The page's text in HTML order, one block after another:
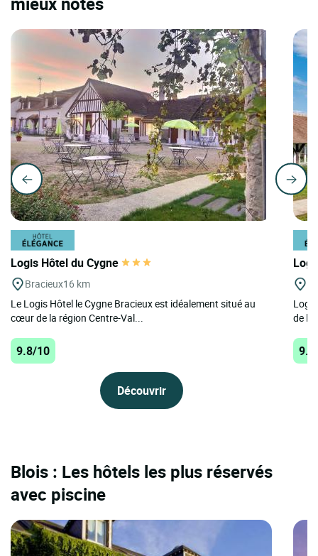
Logis Hôtel du Cygne
Bracieux16 km
Le Logis Hôtel le Cygne Bracieux est idéalement situé au
cœur de la région Centre-Val...
9.8/10
Découvrir
de la
Blois : Les hôtels les plus réservés
avec piscine